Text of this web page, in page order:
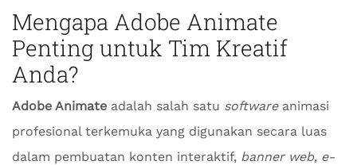
MengapaAdobe Animate
Penting untuk Tim Kreatif
Anda?
Adobe Animate adalah salah satu softwareanimasi
profesional terkemuka yang digunakan secara luas
dalam pembuatan konten interaktif, banner web, e-